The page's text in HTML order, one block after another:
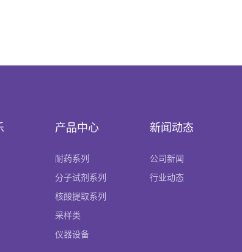
产品中心
耐药系列
分子试剂系列
核酸提取系列
采样类
仪器设备
新闻动态
公司新闻
行业动态